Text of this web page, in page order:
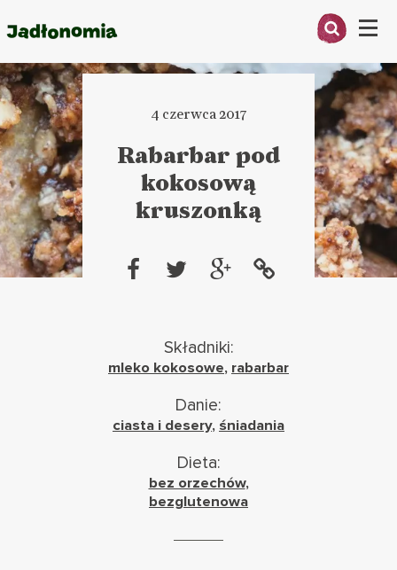
Menu
ARTYKUŁY
KSIĄŻKI
KONTAKT
4 czerwca 2017
Rabarbar pod
kokosową
kruszonką
Składniki:
mleko kokosowe, rabarbar
Danie:
ciasta i desery, śniadania
Dieta:
bez orzechów,
bezglutenowa